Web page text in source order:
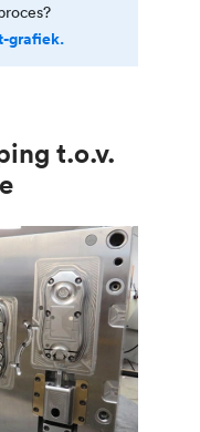
grafiek.
t.o.v.